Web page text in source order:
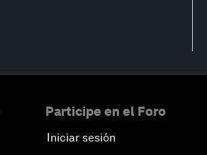
Participe en el Foro
Iniciar sesión